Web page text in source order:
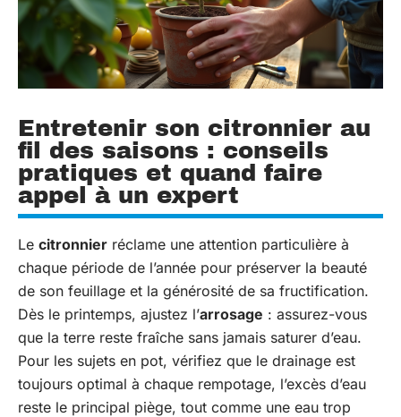
Entretenir son citronnier au
fil des saisons : conseils
pratiques et quand faire
appel à un expert
Le citronnier réclame une attention particulière à
chaque période de l’année pour préserver la beauté
de son feuillage et la générosité de sa fructification.
Dès le printemps, ajustez l’arrosage : assurez-vous
que la terre reste fraîche sans jamais saturer d’eau.
Pour les sujets en pot, vérifiez que le drainage est
toujours optimal à chaque rempotage, l’excès d’eau
reste le principal piège, tout comme une eau trop